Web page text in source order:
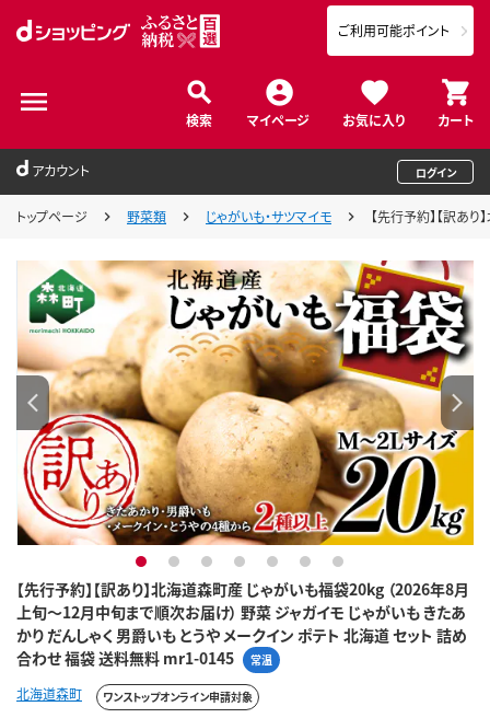
検索 マイページ お気に入り カート
ご利用可能ポイント
アカウント ログイン
トップページ 野菜類 じゃがいも・サツマイモ 【先行予約】【訳あ
【先行予約】【訳あり】北海道森町産 じゃがいも福袋20kg （2026年8月
上旬～12月中旬まで順次お届け） 野菜 ジャガイモ じゃがいも きたあ
かり だんしゃく 男爵いも とうや メークイン ポテト 北海道 セット 詰め
合わせ 福袋 送料無料 mr1-0145
常温
1 2 3 4 5 6 7
北海道森町 ワンストップオンライン申請対象